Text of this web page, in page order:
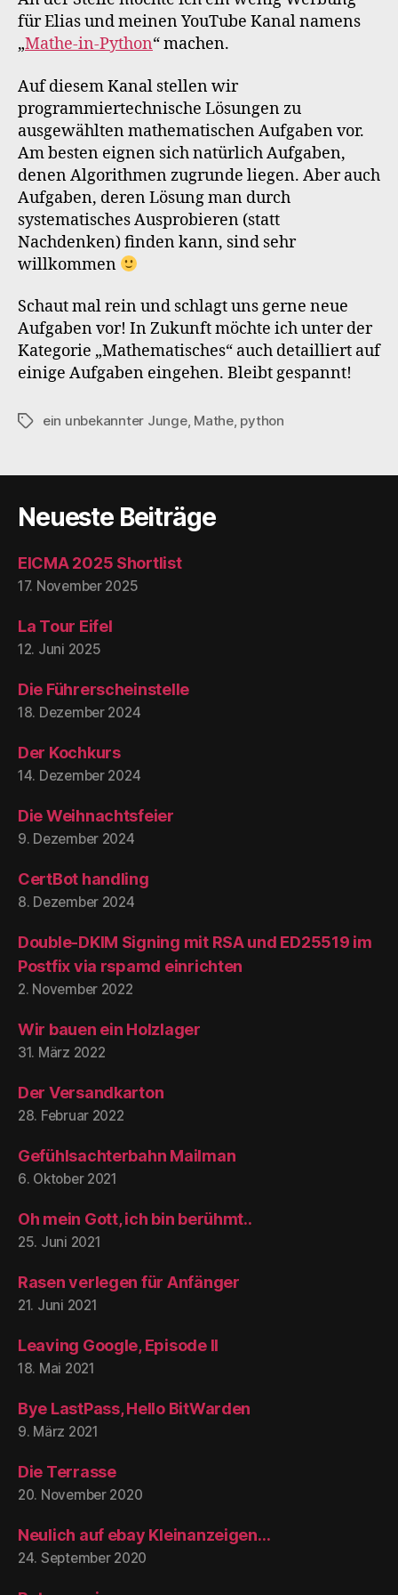
für Elias und meinen YouTube Kanal namens
„Mathe-in-Python“ machen.
Auf diesem Kanal stellen wir
programmiertechnische Lösungen zu
ausgewählten mathematischen Aufgaben vor.
Am besten eignen sich natürlich Aufgaben,
denen Algorithmen zugrunde liegen. Aber auch
Aufgaben, deren Lösung man durch
systematisches Ausprobieren (statt
Nachdenken) finden kann, sind sehr
willkommen
Schaut mal rein und schlagt uns gerne neue
Aufgaben vor! In Zukunft möchte ich unter der
Kategorie „Mathematisches“ auch detailliert auf
einige Aufgaben eingehen. Bleibt gespannt!
Schlagwörter
ein unbekannter Junge, Mathe, python
Neueste Beiträge
EICMA 2025 Shortlist
17. November 2025
La Tour Eifel
12. Juni 2025
Die Führerscheinstelle
18. Dezember 2024
Der Kochkurs
14. Dezember 2024
Die Weihnachtsfeier
9. Dezember 2024
CertBot handling
8. Dezember 2024
Double-DKIM Signing mit RSA und ED25519 im
Postfix via rspamd einrichten
2. November 2022
Wir bauen ein Holzlager
31. März 2022
Der Versandkarton
28. Februar 2022
Gefühlsachterbahn Mailman
6. Oktober 2021
Oh mein Gott, ich bin berühmt..
25. Juni 2021
Rasen verlegen für Anfänger
21. Juni 2021
Leaving Google, Episode II
18. Mai 2021
Bye LastPass, Hello BitWarden
9. März 2021
Die Terrasse
20. November 2020
Neulich auf ebay Kleinanzeigen…
24. September 2020